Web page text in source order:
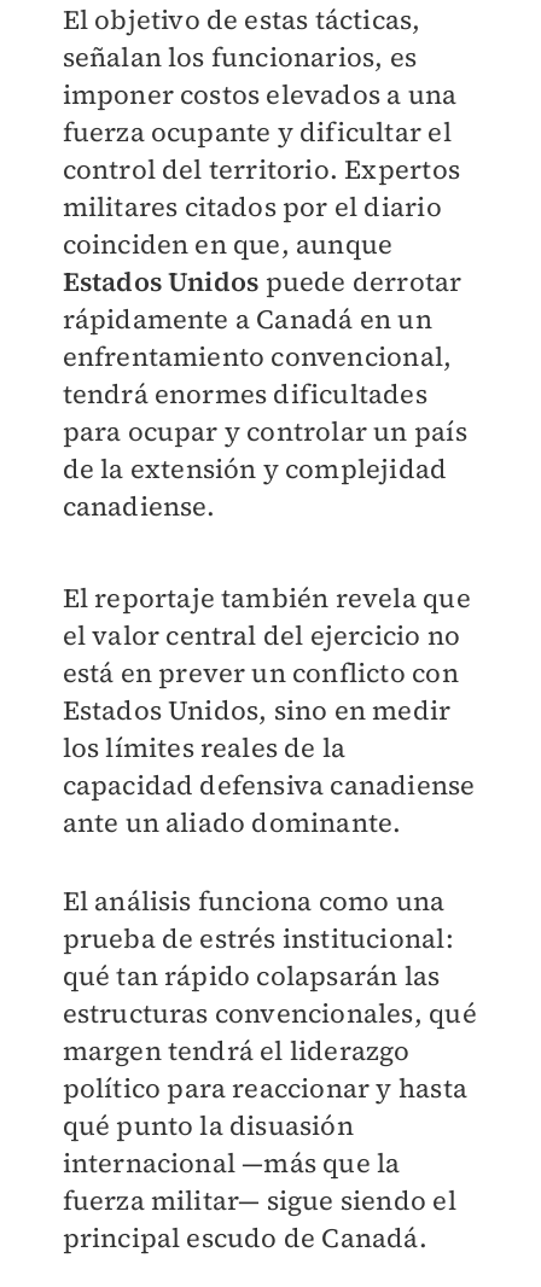
El objetivo de estas tácticas,
señalan los funcionarios, es
imponer costos elevados a una
fuerza ocupante y dificultar el
control del territorio. Expertos
militares citados por el diario
coinciden en que, aunque
Estados Unidos puede derrotar
rápidamente a Canadá en un
enfrentamiento convencional,
tendrá enormes dificultades
para ocupar y controlar un país
de la extensión y complejidad
canadiense.
El reportaje también revela que
el valor central del ejercicio no
está en prever un conflicto con
Estados Unidos, sino en medir
los límites reales de la
capacidad defensiva canadiense
ante un aliado dominante.
El análisis funciona como una
prueba de estrés institucional:
qué tan rápido colapsarán las
estructuras convencionales, qué
margen tendrá el liderazgo
político para reaccionar y hasta
qué punto la disuasión
internacional —más que la
fuerza militar— sigue siendo el
principal escudo de Canadá.